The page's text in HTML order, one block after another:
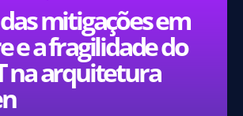
mitigações em
e a fragilidade do
na arquitetura